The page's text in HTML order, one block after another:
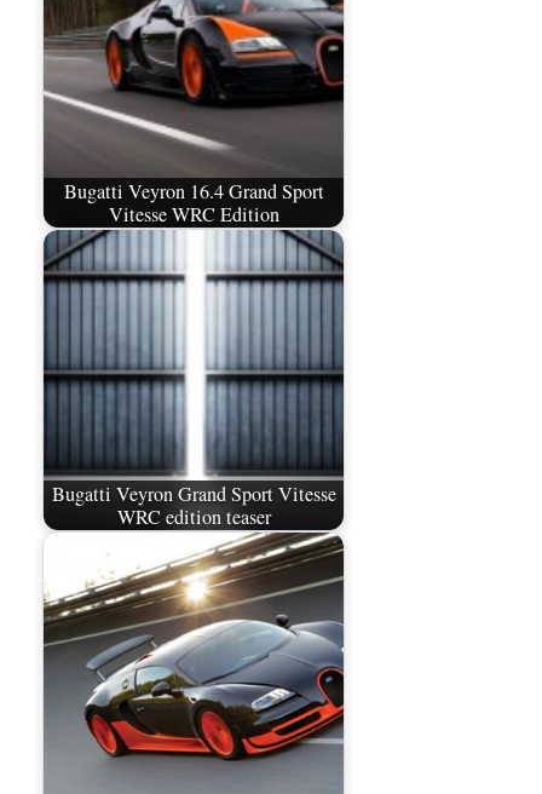
Bugatti Veyron 16.4 Grand Sport
Vitesse WRC Edition
Bugatti Veyron Grand Sport Vitesse
WRC edition teaser